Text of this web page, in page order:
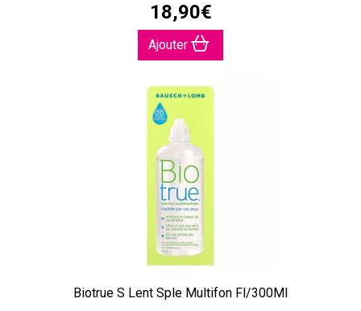
18,90€
Ajouter
Biotrue S Lent Sple Multifon Fl/300Ml